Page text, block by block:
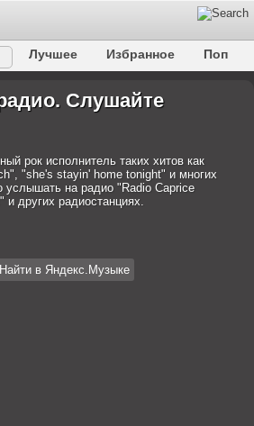
Лучшее Избранное
Поп
Транс Дип-хаус
Слушайте
рок исполнитель таких хитов как
"she's stayin' home tonight" и многих
услышать на радио "Radio Caprice
других радиостанциях.
Найти в Яндекс.Музыке